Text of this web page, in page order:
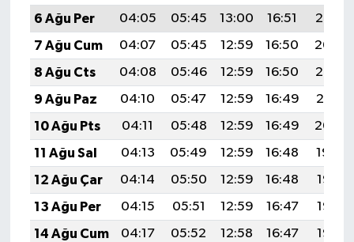
6 Ağu Per
04:05 05:45 13:00 16:51
20:05
7 Ağu Cum
04:07 05:45 12:59 16:50
20:04
8 Ağu Cts
04:08 05:46 12:59 16:50
20:02
9 Ağu Paz
04:10 05:47 12:59 16:49
20:01
10 Ağu Pts
04:11 05:48 12:59 16:49
20:00
11 Ağu Sal
04:13 05:49 12:59 16:48
19:59
12 Ağu Çar
04:14 05:50 12:59 16:48
19:57
13 Ağu Per
04:15 05:51 12:59 16:47
19:56
14 Ağu Cum
04:17 05:52 12:58 16:47
19:55